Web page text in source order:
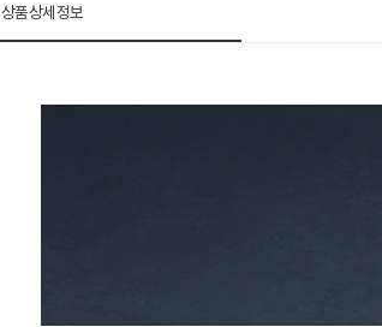
상품상세정보